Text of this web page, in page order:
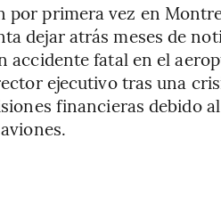
por primera vez en
dejar atrás meses de
accidente fatal en el
ejecutivo tras una
financieras debido